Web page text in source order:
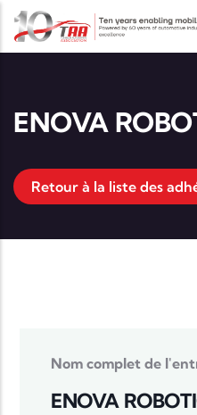
Aller au contenu principal
ENOVA
Retour à la liste des
Nom complet de
ENOVA